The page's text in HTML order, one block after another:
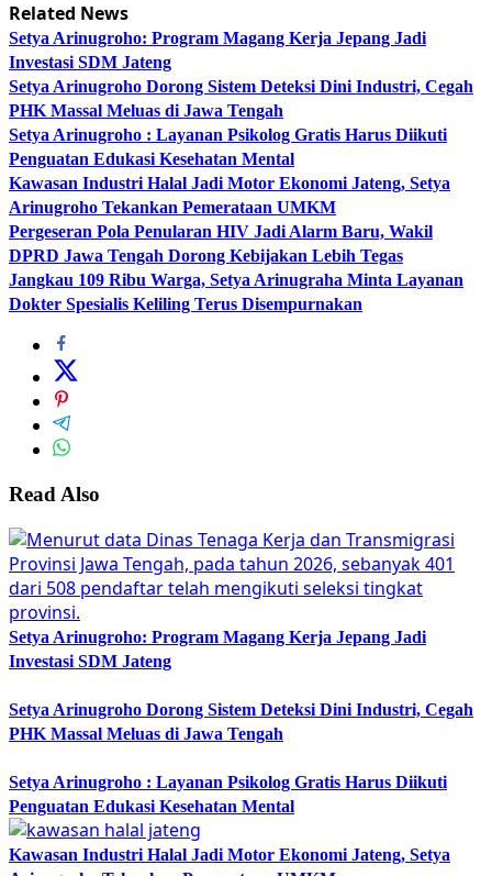
Related News
Setya Arinugroho: Program Magang Kerja Jepang Jadi
Investasi SDM Jateng
Setya Arinugroho Dorong Sistem Deteksi Dini Industri, Cegah
PHK Massal Meluas di Jawa Tengah
Setya Arinugroho : Layanan Psikolog Gratis Harus Diikuti
Penguatan Edukasi Kesehatan Mental
Kawasan Industri Halal Jadi Motor Ekonomi Jateng, Setya
Arinugroho Tekankan Pemerataan UMKM
Pergeseran Pola Penularan HIV Jadi Alarm Baru, Wakil
DPRD Jawa Tengah Dorong Kebijakan Lebih Tegas
Jangkau 109 Ribu Warga, Setya Arinugraha Minta Layanan
Dokter Spesialis Keliling Terus Disempurnakan
Read Also
Setya Arinugroho: Program Magang Kerja Jepang Jadi
Investasi SDM Jateng
Setya Arinugroho Dorong Sistem Deteksi Dini Industri, Cegah
PHK Massal Meluas di Jawa Tengah
Setya Arinugroho : Layanan Psikolog Gratis Harus Diikuti
Penguatan Edukasi Kesehatan Mental
Kawasan Industri Halal Jadi Motor Ekonomi Jateng, Setya